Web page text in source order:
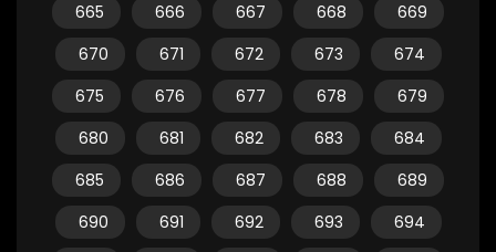
665
666 667 668
669
670
671 672 673
674
675
676 677 678
679
680
681 682 683
684
685
686 687 688
689
690
691 692 693
694